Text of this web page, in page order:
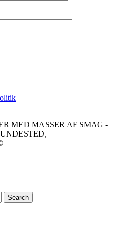
MED MASSER AF SMAG -